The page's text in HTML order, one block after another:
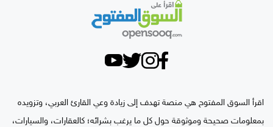
اقرأ السوق المفتوح هي منصة تهدف إلى زيادة وعي القارئ العربي، وتزويده
بمعلومات صحيحة وموثوقة حول كل ما يرغب بشرائه؛ كالعقارات، والسيارات،